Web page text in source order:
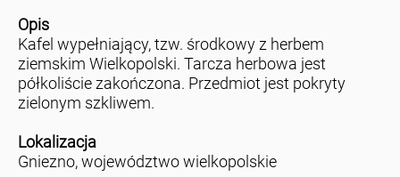
Opis
Kafel wypełniający, tzw. środkowy z herbem
ziemskim Wielkopolski. Tarcza herbowa jest
półkoliście zakończona. Przedmiot jest pokryty
zielonym szkliwem.
Lokalizacja
Gniezno, województwo wielkopolskie